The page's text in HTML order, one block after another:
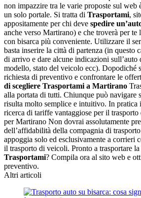
non impazzire tra le varie proposte sul web
un solo portale. Si tratta di Trasportami,
appositamente per chi deve spedire
anche verso Martirano) e che troverà per te
con bisarca più conveniente. Utilizzare il
basta inserire la città di partenza (in questo
di arrivo e dare alcune indicazioni sull’auto
modello, stato del veicolo ecc). Dopodiché
richiesta di preventivo e confrontare le
di scegliere Trasportami a Martirano
alla portata di tutti. Chiunque può navigare
risulta molto semplice e intuitivo. In pratica
ricerca di tariffe vantaggiose per il trasporto
per Martirano Non dovrai assolutamente
dell’affidabilità della compagnia di
appoggia solo ed esclusivamente a corrieri
il trasporto di veicoli. Pronto a trasportare la
Trasportami? Compila ora al sito web e
preventivo.
Altri articoli